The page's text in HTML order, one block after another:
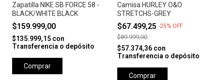
Zapatilla NIKE SB FORCE 58 -
BLACK/WHITE BLACK
$159.999,00
$135.999,15 con
Transferencia o depósito
Comprar
Camisa HURLEY O&O
STRETCHS-GREY
$67.499,25 -25% OFF
$89.999,00
$57.374,36 con
Transferencia o depósito
Comprar